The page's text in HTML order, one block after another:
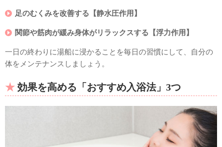
足のむくみを改善する【静水圧作用】
関節や筋肉が緩み身体がリラックスする【浮力作用】
一日の終わりに湯船に浸かることを毎日の習慣にして、自分の
体をメンテナンスしましょう。
効果を高める「おすすめ入浴法」3つ